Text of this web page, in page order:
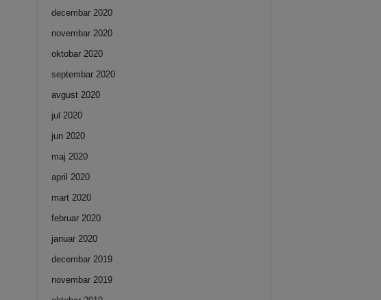
decembar 2020
novembar 2020
oktobar 2020
septembar 2020
avgust 2020
jul 2020
jun 2020
maj 2020
april 2020
mart 2020
februar 2020
januar 2020
decembar 2019
novembar 2019